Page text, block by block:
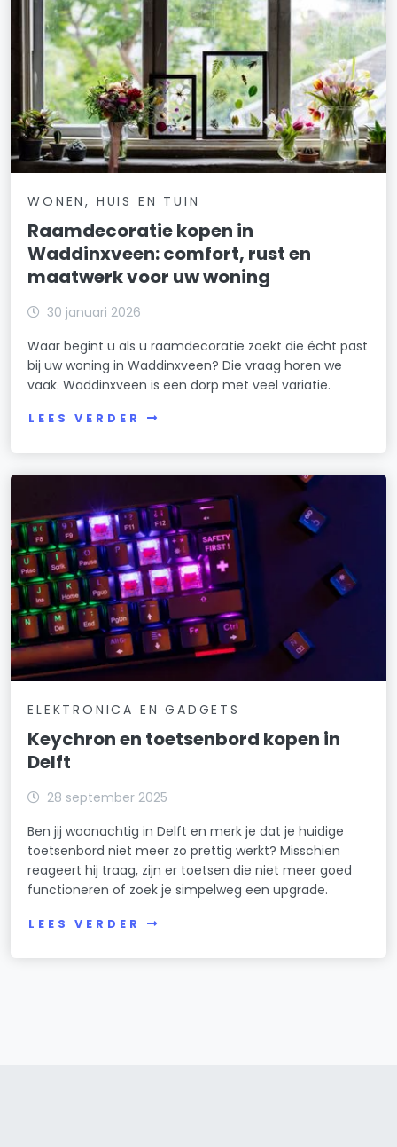
WONEN, HUIS EN TUIN
Raamdecoratie kopen in
Waddinxveen: comfort, rust en
maatwerk voor uw woning
30 januari 2026
Waar begint u als u raamdecoratie zoekt die écht past
bij uw woning in Waddinxveen? Die vraag horen we
vaak. Waddinxveen is een dorp met veel variatie.
LEES VERDER
ELEKTRONICA EN GADGETS
Keychron en toetsenbord kopen in
Delft
28 september 2025
Ben jij woonachtig in Delft en merk je dat je huidige
toetsenbord niet meer zo prettig werkt? Misschien
reageert hij traag, zijn er toetsen die niet meer goed
functioneren of zoek je simpelweg een upgrade.
LEES VERDER